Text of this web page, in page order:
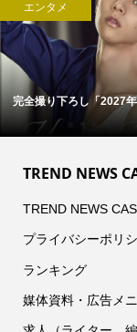
エンタメ
完全撮り下ろし「2027
TREND NEWS
TREND NEWS
プライバシーポリ
ランキング
媒体資料・広告メ